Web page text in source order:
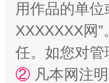
用作品的单
XXXXXXX网
任。如您对
② 凡本网注